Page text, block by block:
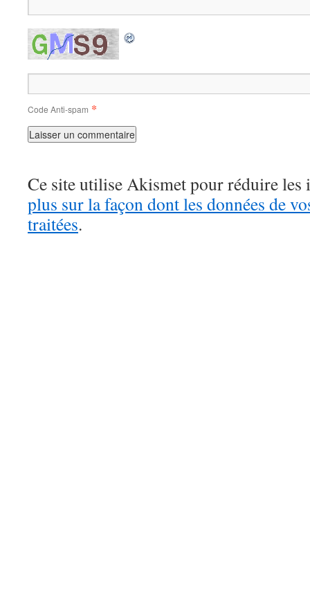
Code Anti-spam *
Ce site utilise Akismet pour réduire les
plus sur la façon dont les données de
traitées.